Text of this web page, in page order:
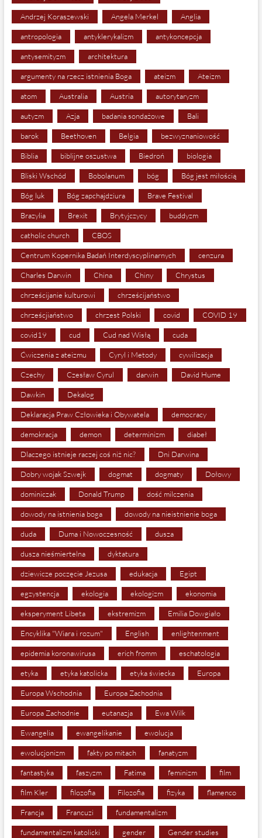
Andrzej Koraszewski Angela Merkel Anglia
antropologia antyklerykalizm antykoncepcja
antysemityzm architektura
argumenty na rzecz istnienia Boga ateizm Ateizm
atom Australia Austria autorytaryzm
autyzm Azja badania sondażowe Bali
barok Beethoven Belgia bezwyznaniowość
Biblia biblijne oszustwa Biedroń biologia
Bliski Wschód Bobolanum bóg Bóg jest miłością
Bóg luk Bóg zapchajdziura Brave Festival
Brazylia Brexit Brytyjczycy buddyzm
catholic church CBOS
Centrum Kopernika Badań Interdyscyplinarnych cenzura
Charles Darwin China Chiny Chrystus
chrześcijanie kulturowi chrześcijaństwo
chrześcjiaństwo chrzest Polski covid COVID 19
covid19 cud Cud nad Wisłą cuda
Ćwiczenia z ateizmu Cyryl i Metody cywilizacja
Czechy Czesław Cyrul darwin David Hume
Dawkin Dekalog
Deklaracja Praw Człowieka i Obywatela democracy
demokracja demon determinizm diabeł
Dlaczego istnieje raczej coś niż nic? Dni Darwina
Dobry wojak Szwejk dogmat dogmaty Dołowy
dominiczak Donald Trump dość milczenia
dowody na istnienia boga dowody na nieistnienie boga
duda Duma i Nowoczesność dusza
dusza nieśmiertelna dyktatura
dziewicze poczęcie Jezusa edukacja Egipt
egzystencja ekologia ekologizm ekonomia
eksperyment Libeta ekstremizm Emilia Dowgiało
Encyklika "Wiara i rozum" English enlightenment
epidemia koronawirusa erich fromm eschatologia
etyka etyka katolicka etyka świecka Europa
Europa Wschodnia Europa Zachodnia
Europa Zachodnie eutanazja Ewa Wilk
Ewangelia ewangelikanie ewolucja
ewolucjonizm fakty po mitach fanatyzm
fantastyka faszyzm Fatima feminizm film
film Kler filozofia Filozofia fizyka flamenco
Francja Francuzi fundamentalizm
fundamentalizm katolicki gender Gender studies